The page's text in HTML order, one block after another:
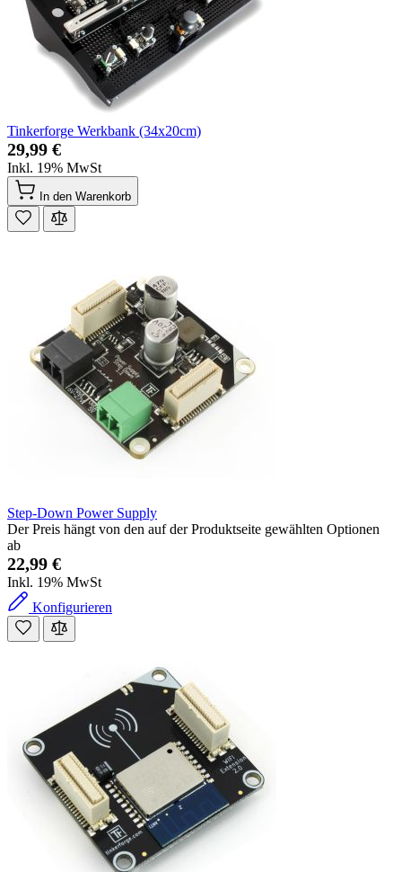
Tinkerforge Werkbank (34x20cm)
29,99 €
Inkl. 19% MwSt
In den Warenkorb
Step-Down Power Supply
Der Preis hängt von den auf der Produktseite gewählten Optionen
ab
22,99 €
Inkl. 19% MwSt
Konfigurieren